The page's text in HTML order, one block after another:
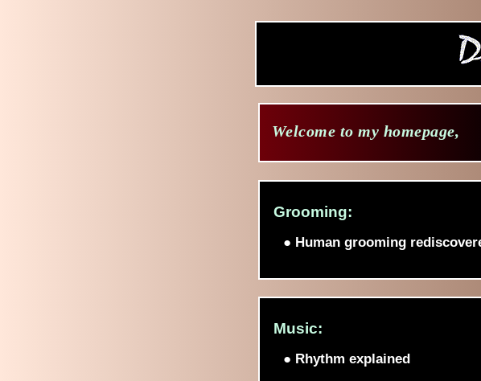
Welcome to my homepage,
Grooming:
● Human grooming
Music:
● Rhythm explained